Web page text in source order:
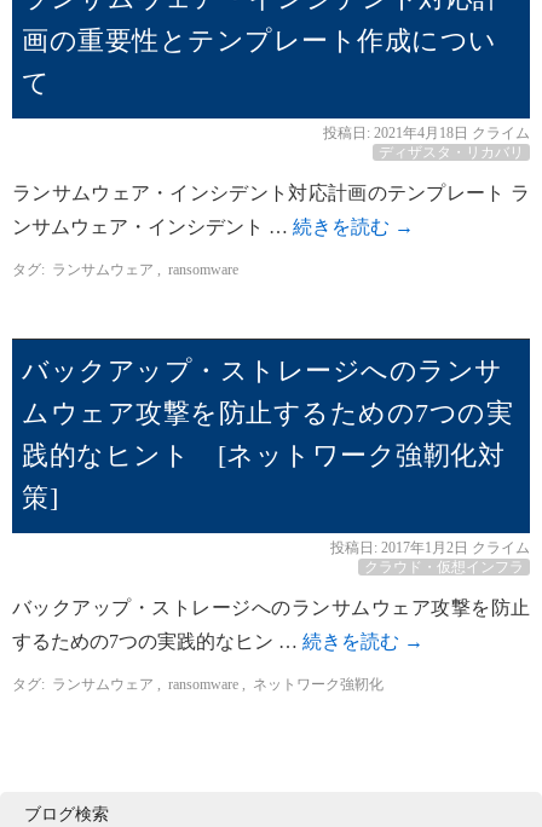
画の重要性とテンプレート作成につい
て
投稿日: 2021年4月18日 クライム
ディザスタ・リカバリ
ランサムウェア・インシデント対応計画のテンプレート ラ
ンサムウェア・インシデント … 続きを読む →
タグ: ランサムウェア ransomware
バックアップ・ストレージへのランサ
ムウェア攻撃を防止するための7つの実
践的なヒント [ネットワーク強靭化対
策]
投稿日: 2017年1月2日 クライム
クラウド・仮想インフラ
バックアップ・ストレージへのランサムウェア攻撃を防止
するための7つの実践的なヒン … 続きを読む →
タグ: ランサムウェア ransomware ネットワーク強靭化
ブログ検索